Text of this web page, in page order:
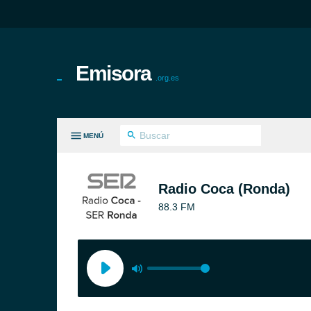
Emisora .org.es
MENÚ
Radio Coca (Ronda)
88.3 FM